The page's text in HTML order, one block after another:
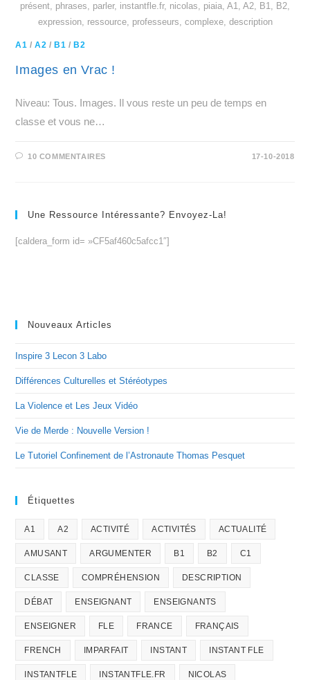
présent, phrases, parler, instantfle.fr, nicolas, piaia, A1, A2, B1, B2,
expression, ressource, professeurs, complexe, description
A1 /A2 /B1 /B2
Images en Vrac !
Niveau: Tous. Images. Il vous reste un peu de temps en
classe et vous ne…
10 COMMENTAIRES 17-10-2018
Une Ressource Intéressante? Envoyez-La!
[caldera_form id= »CF5af460c5afcc1″]
Nouveaux Articles
Inspire 3 Lecon 3 Labo
Différences Culturelles et Stéréotypes
La Violence et Les Jeux Vidéo
Vie de Merde : Nouvelle Version !
Le Tutoriel Confinement de l’Astronaute Thomas Pesquet
Étiquettes
A1 A2 ACTIVITÉ ACTIVITÉS ACTUALITÉ
AMUSANT ARGUMENTER B1 B2 C1
CLASSE COMPRÉHENSION DESCRIPTION
DÉBAT ENSEIGNANT ENSEIGNANTS
ENSEIGNER FLE FRANCE FRANÇAIS
FRENCH IMPARFAIT INSTANT INSTANT FLE
INSTANTFLE INSTANTFLE.FR NICOLAS